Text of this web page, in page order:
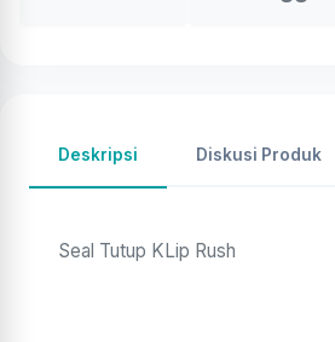
Deskripsi Diskusi Produk
Seal Tutup KLip Rush